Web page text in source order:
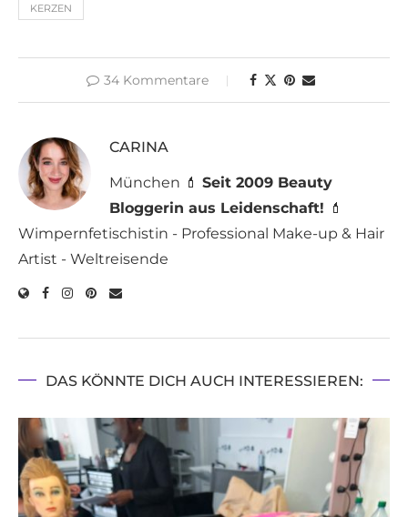
KERZEN
34 Kommentare
CARINA
München 💄 Seit 2009 Beauty
Bloggerin aus Leidenschaft! 💄
Wimpernfetischistin - Professional Make-up & Hair
Artist - Weltreisende
DAS KÖNNTE DICH AUCH INTERESSIEREN: